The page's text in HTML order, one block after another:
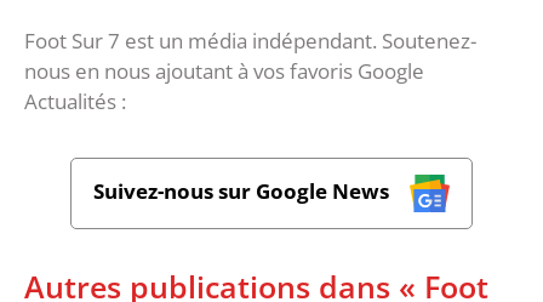
Foot Sur 7 est un média indépendant. Soutenez-
nous en nous ajoutant à vos favoris Google
Actualités :
Suivez-nous sur Google News
Autres publications dans « Foot